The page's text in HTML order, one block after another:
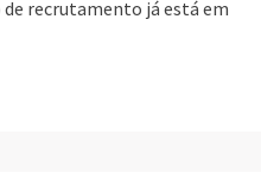
recrutamento já está em